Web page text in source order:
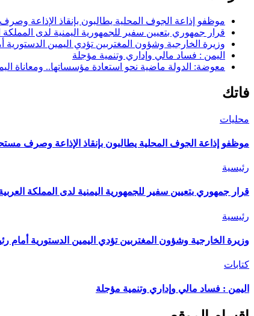
موظفو إذاعة الجوف المحلية يطالبون بإنقاذ الإذاعة
قرار جمهوري بتعيين سفير للجمهورية اليمنية لدى المملكة
وزيرة الخارجية وشؤون المغتربين تؤدي اليمين
اليمن : فساد مالي وإداري وتنمية مؤجلة
معوضة: الدولة ماضية نحو استعادة مؤسساتها.. ومعاناة
فاتك
محليات
موظفو إذاعة الجوف المحلية يطالبون بإنقاذ الإذاعة وصرف
رئيسية
قرار جمهوري بتعيين سفير للجمهورية اليمنية لدى المملكة
رئيسية
وزيرة الخارجية وشؤون المغتربين تؤدي اليمين الدستورية أمام
كتابات
اليمن : فساد مالي وإداري وتنمية مؤجلة